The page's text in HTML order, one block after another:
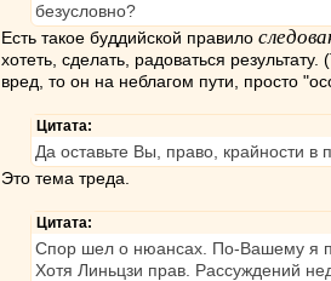
безусловно?
Есть такое буддийской правило
хотеть, сделать, радоваться
вред, то он на неблагом пути, просто
Цитата:
Да оставьте Вы, право, крайности в
Это тема треда.
Цитата:
Спор шел о нюансах. По-Вашему я
Хотя Линьцзи прав. Рассуждений